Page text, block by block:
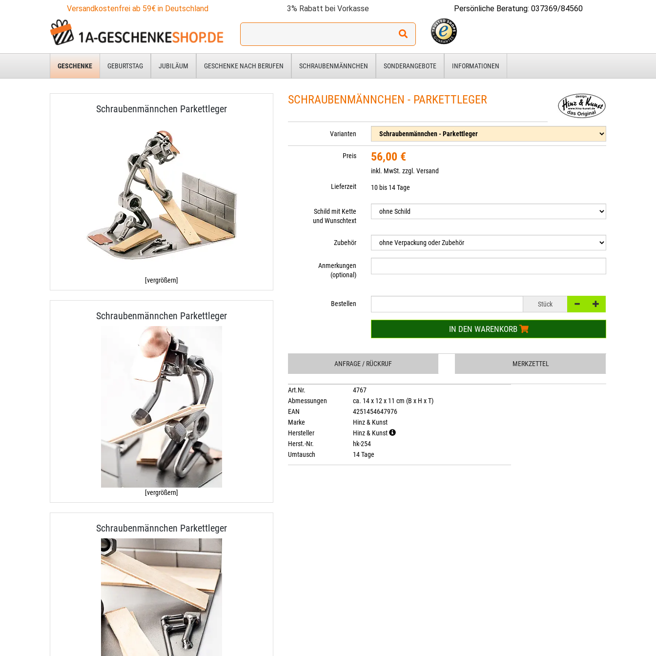
Versandkostenfrei ab 59€ in Deutschland 3% Rabatt bei Vorkasse Persönliche Beratung: 037369/84560
Ich
für:
GESCHENKE GEBURTSTAG JUBILÄUM GESCHENKE NACH BERUFEN SCHRAUBENMÄNNCHEN SONDERANGEBOTE INFORMATIONEN
Schraubenmännchen Parkettleger
[vergrößern]
Schraubenmännchen Parkettleger
[vergrößern]
Schraubenmännchen Parkettleger
SCHRAUBENMÄNNCHEN - PARKETTLEGER
Varianten
Preis 56,00 €
inkl. MwSt. zzgl.Versand
Lieferzeit
10 bis 14 Tage
Schild mit Kette
und Wunschtext
Zubehör
Anmerkungen
(optional)
Bestellen Stück
IN DEN WARENKORB
ANFRAGE / RÜCKRUF MERKZETTEL
Art.Nr.
4767
Abmessungen
ca. 14 x 12 x 11 cm (B x H x T)
EAN
4251454647976
Marke
Hinz & Kunst
Hersteller
Hinz & Kunst
Herst.-Nr.
hk-254
Umtausch
14 Tage